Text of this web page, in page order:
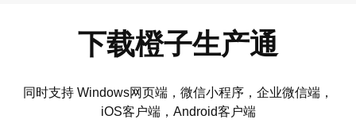
下载橙子生产通
同时支持 Windows网页端，微信小程序，企业微信端，
iOS客户端，Android客户端